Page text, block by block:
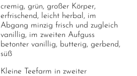
cremig, grün, großer Körper,
erfrischend, leicht herbal, im
Abgang minzig frisch und zugleich
vanillig, im zweiten Aufguss
betonter vanillig, butterig, gerbend,
süß
Kleine Teefarm in zweiter